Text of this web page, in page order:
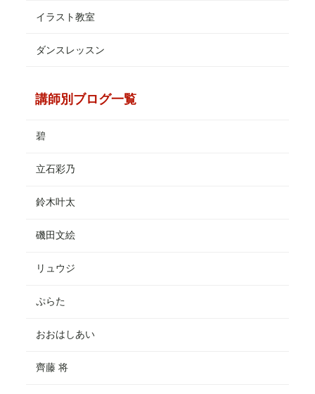
イラスト教室
ダンスレッスン
講師別ブログ一覧
碧
立石彩乃
鈴木叶太
磯田文絵
リュウジ
ぷらた
おおはしあい
齊藤 将